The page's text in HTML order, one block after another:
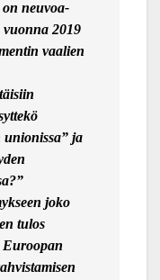
neuvoa-
vuonna 2019
vaalien
unionissa” ja
joko
tulos
Euroopan